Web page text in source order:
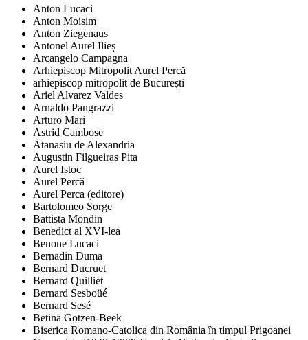
Anton Lucaci
Anton Moisim
Anton Ziegenaus
Antonel Aurel Ilieș
Arcangelo Campagna
Arhiepiscop Mitropolit Aurel Percă
arhiepiscop mitropolit de București
Ariel Alvarez Valdes
Arnaldo Pangrazzi
Arturo Mari
Astrid Cambose
Atanasiu de Alexandria
Augustin Filgueiras Pita
Aurel Istoc
Aurel Percă
Aurel Perca (editore)
Bartolomeo Sorge
Battista Mondin
Benedict al XVI-lea
Benone Lucaci
Bernadin Duma
Bernard Ducruet
Bernard Quilliet
Bernard Sesboüé
Bernard Sesé
Betina Gotzen-Beek
Biserica Romano-Catolica din România în timpul Prigoanei